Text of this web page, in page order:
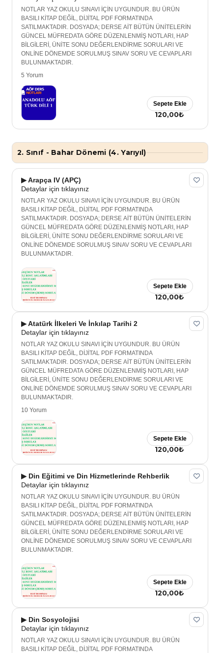
NOTLAR YAZ OKULU SINAVI İÇİN UYGUNDUR. BU ÜRÜN
BASILI KİTAP DEĞİL, DİJİTAL PDF FORMATINDA
SATILMAKTADIR. DOSYADA; DERSE AİT BÜTÜN ÜNİTELERİN
GÜNCEL MÜFREDATA GÖRE DÜZENLENMİŞ NOTLARI, HAP
BİLGİLERİ, ÜNİTE SONU DEĞERLENDİRME SORULARI VE
ONLİNE DÖNEMDE SORULMUŞ SINAV SORU VE CEVAPLARI
BULUNMAKTADIR.
5 Yorum
120,00₺
Sepete Ekle
2. Sınıf - Bahar Dönemi (4. Yarıyıl)
▶ Arapça IV (APÇ)
Detaylar için tıklayınız
NOTLAR YAZ OKULU SINAVI İÇİN UYGUNDUR. BU ÜRÜN
BASILI KİTAP DEĞİL, DİJİTAL PDF FORMATINDA
SATILMAKTADIR. DOSYADA; DERSE AİT BÜTÜN ÜNİTELERİN
GÜNCEL MÜFREDATA GÖRE DÜZENLENMİŞ NOTLARI, HAP
BİLGİLERİ, ÜNİTE SONU DEĞERLENDİRME SORULARI VE
ONLİNE DÖNEMDE SORULMUŞ SINAV SORU VE CEVAPLARI
BULUNMAKTADIR.
120,00₺
Sepete Ekle
▶ Atatürk İlkeleri Ve İnkılap Tarihi 2
Detaylar için tıklayınız
NOTLAR YAZ OKULU SINAVI İÇİN UYGUNDUR. BU ÜRÜN
BASILI KİTAP DEĞİL, DİJİTAL PDF FORMATINDA
SATILMAKTADIR. DOSYADA; DERSE AİT BÜTÜN ÜNİTELERİN
GÜNCEL MÜFREDATA GÖRE DÜZENLENMİŞ NOTLARI, HAP
BİLGİLERİ, ÜNİTE SONU DEĞERLENDİRME SORULARI VE
ONLİNE DÖNEMDE SORULMUŞ SINAV SORU VE CEVAPLARI
BULUNMAKTADIR.
10 Yorum
120,00₺
Sepete Ekle
▶ Din Eğitimi ve Din Hizmetlerinde Rehberlik
Detaylar için tıklayınız
NOTLAR YAZ OKULU SINAVI İÇİN UYGUNDUR. BU ÜRÜN
BASILI KİTAP DEĞİL, DİJİTAL PDF FORMATINDA
SATILMAKTADIR. DOSYADA; DERSE AİT BÜTÜN ÜNİTELERİN
GÜNCEL MÜFREDATA GÖRE DÜZENLENMİŞ NOTLARI, HAP
BİLGİLERİ, ÜNİTE SONU DEĞERLENDİRME SORULARI VE
ONLİNE DÖNEMDE SORULMUŞ SINAV SORU VE CEVAPLARI
BULUNMAKTADIR.
120,00₺
Sepete Ekle
▶ Din Sosyolojisi
Detaylar için tıklayınız
NOTLAR YAZ OKULU SINAVI İÇİN UYGUNDUR. BU ÜRÜN
BASILI KİTAP DEĞİL, DİJİTAL PDF FORMATINDA